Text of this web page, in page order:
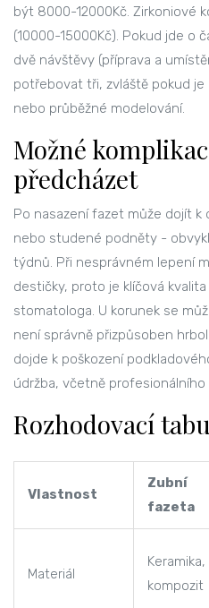
být 8000-12000Kč. Zirkoniové
(10000-15000Kč). Pokud jde o
dvě návštěvy (příprava a
potřebovat tři, zvláště pokud
nebo průběžné modelování.
Možné
předcházet
Po nasazení fazet může dojít
nebo studené podněty -
týdnů. Při nesprávném lepení
destičky, proto je klíčová
stomatologa. U korunek se
není správně přizpůsoben
dojde k poškození
údržba, včetně profesionálního
Rozhodovací
Vlastnost
Zubní
fazeta
Materiál
Keramika,
kompozit